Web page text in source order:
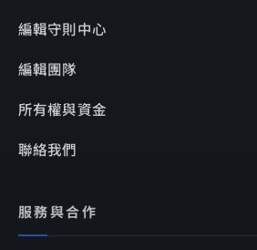
編輯守則中心
編輯團隊
所有權與資金
聯絡我們
服務與合作